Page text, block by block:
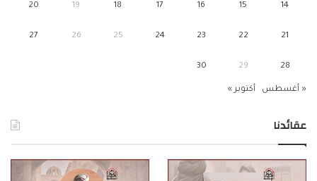
14
15
16
17
18
19
20
21
22
23
24
25
26
27
28
29
30
« أغسطس أكتوبر »
عقائدنا